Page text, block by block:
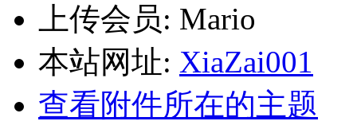
上传会员: Mario
本站网址: XiaZai001
查看附件所在的主题